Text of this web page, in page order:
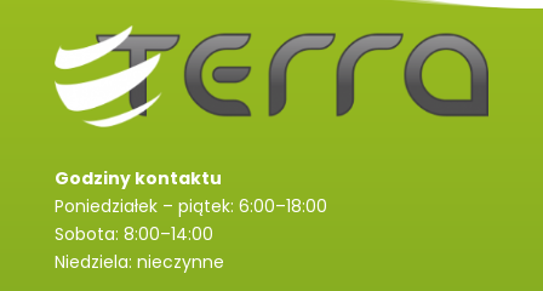
Godziny kontaktu
Poniedziałek – piątek: 6:00–18:00
Sobota: 8:00–14:00
Niedziela: nieczynne